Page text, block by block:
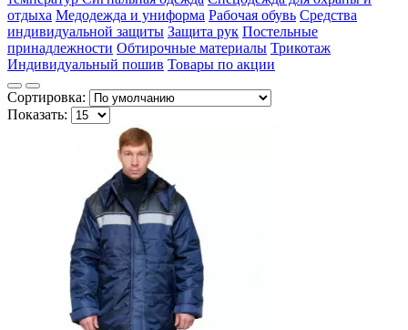
отдыха Медодежда и униформа Рабочая обувь Средства
индивидуальной защиты Защита рук Постельные
принадлежности Обтирочные материалы Трикотаж
Индивидуальный пошив Товары по акции
Сортировка:
Показать: